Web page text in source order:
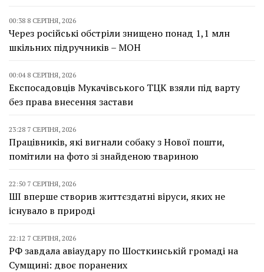
00:38 8 СЕРПНЯ, 2026
Через російські обстріли знищено понад 1,1 млн
шкільних підручників – МОН
00:04 8 СЕРПНЯ, 2026
Експосадовців Мукачівського ТЦК взяли під варту
без права внесення застави
23:28 7 СЕРПНЯ, 2026
Працівників, які вигнали собаку з Нової пошти,
помітили на фото зі знайденою твариною
22:50 7 СЕРПНЯ, 2026
ШІ вперше створив життєздатні віруси, яких не
існувало в природі
22:12 7 СЕРПНЯ, 2026
РФ завдала авіаудару по Шосткинській громаді на
Сумщині: двоє поранених